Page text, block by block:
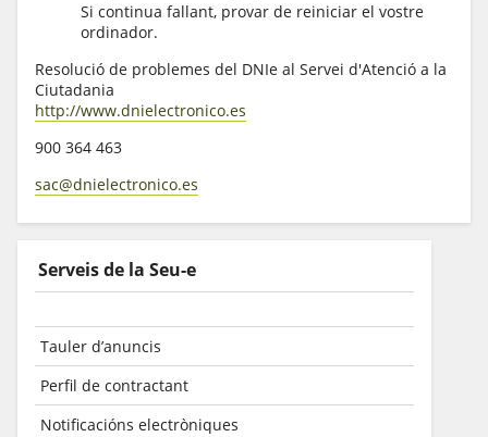
Serveis de la Seu-e
Tauler d’anuncis
Perfil de contractant
Notificacións electròniques
Si continua fallant, provar de reiniciar el vostre
ordinador.
Resolució de problemes del DNIe al Servei d'Atenció a la
Ciutadania
http://www.dnielectronico.es
900 364 463
sac@dnielectronico.es